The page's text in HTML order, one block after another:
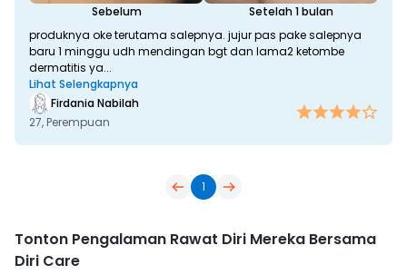
Sebelum
Setelah 1 bulan
produknya oke terutama salepnya. jujur pas pake salepnya
baru 1 minggu udh mendingan bgt dan lama2 ketombe
dermatitis ya...
Lihat Selengkapnya
Firdania Nabilah
27, Perempuan
1
Tonton Pengalaman Rawat Diri Mereka Bersama
Diri Care